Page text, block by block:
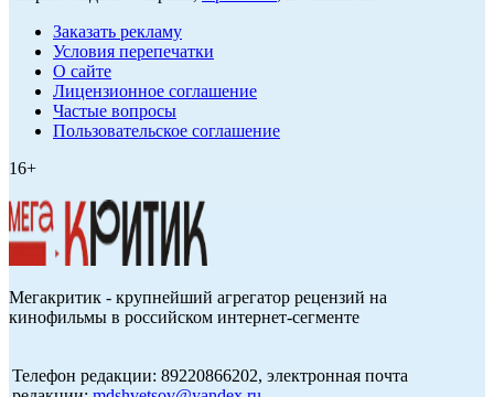
Заказать рекламу
Условия перепечатки
О сайте
Лицензионное соглашение
Частые вопросы
Пользовательское соглашение
16+
Мегакритик - крупнейший агрегатор рецензий на
кинофильмы в российском интернет-сегменте
Телефон редакции: 89220866202, электронная почта